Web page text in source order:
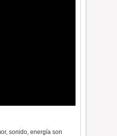
sonido, energía son